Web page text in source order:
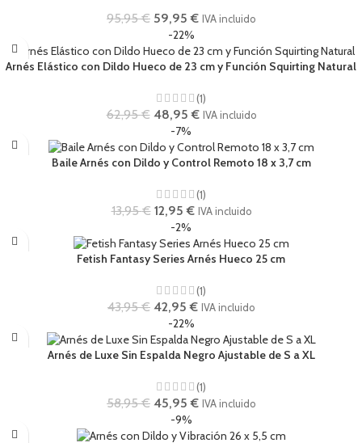
95,95€ 59,95€ IVA incluido
-22%
Arnés Elástico con Dildo Hueco de 23 cm y Función Squirting Natural
(1)
62,95€ 48,95€ IVA incluido
-7%
Baile Arnés con Dildo y Control Remoto 18 x 3,7 cm
(1)
13,95€ 12,95€ IVA incluido
-2%
Fetish Fantasy Series Arnés Hueco 25 cm
(1)
43,95€ 42,95€ IVA incluido
-22%
Arnés de Luxe Sin Espalda Negro Ajustable de S a XL
(1)
58,95€ 45,95€ IVA incluido
-9%